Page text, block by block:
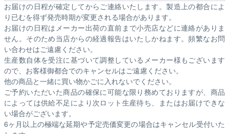
お届けの日程が確定してからご連絡いたします。製造上の都合によ
り已むを得ず発売時期が変更される場合があります。
お届けの日程はメーカー出荷の直前まで小売店などに連絡がありま
せん。そのため当店からの経過報告はいたしかねます。頻繁なお問
い合わせはご遠慮ください。
生産数自体を受注に基づいて調整しているメーカー様もございます
ので、お客様御都合でのキャンセルはご遠慮ください。
他の商品と一緒に買い物かごに入れないでください。
ご予約いただいた商品の確保に可能な限り務めておりますが、商品
によっては供給不足により次ロット生産待ち、またはお届けできな
い場合がございます。
6ヶ月以上の極端な延期や予定売価変更の場合はキャンセル受付いた